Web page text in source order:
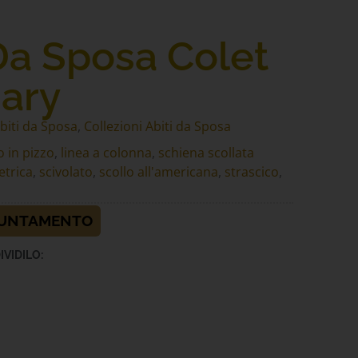
Sposa Colet
da Sposa Collezioni Abiti da Sposa
in pizzo linea a colonna schiena scollata
scivolato scollo all'americana strascico